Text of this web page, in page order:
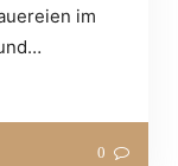
im
0